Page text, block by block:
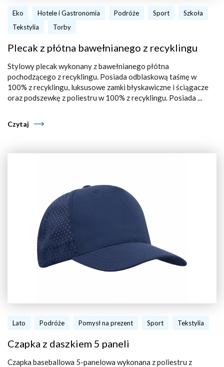
Eko Hotele i Gastronomia Podróże Sport
Szkoła
Tekstylia
Torby
Plecak z płótna bawełnianego z recyklingu
Stylowy plecak wykonany z bawełnianego płótna
pochodzącego z recyklingu. Posiada odblaskową taśmę w
100% z recyklingu, luksusowe zamki błyskawiczne i ściągacze
oraz podszewkę z poliestru w 100% z recyklingu. Posiada ...
Czytaj
Lato Podróże Pomysł na prezent Sport Tekstylia
Czapka z daszkiem 5 paneli
Czapka baseballowa 5-panelowa wykonana z poliestru z